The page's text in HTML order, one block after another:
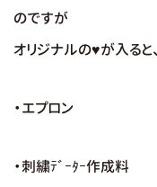
のですが
オリジナルの♥が入ると
・エプロン （
・刺繍ﾃﾞｰﾀｰ作成料